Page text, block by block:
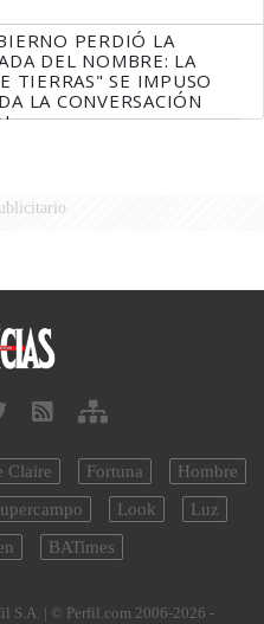
PERDIÓ LA
DEL NOMBRE: LA
TIERRAS" SE IMPUSO
LA CONVERSACIÓN
Claire Fortuna
Hombre
Look
Luz
BATimes
S.A. | © Perfil.com 2006-2026 -